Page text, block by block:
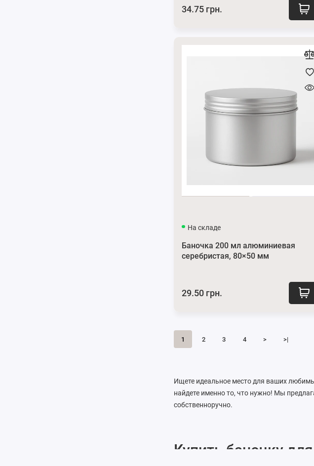
34.75 грн.
На складе
Баночка 200 мл алюминиевая
серебристая, 80×50 мм
29.50 грн.
1 2 3 4 > >|
Ищете идеальное место для ваших
найдете именно то, что нужно! Мы
собственноручно.
Купить баночку